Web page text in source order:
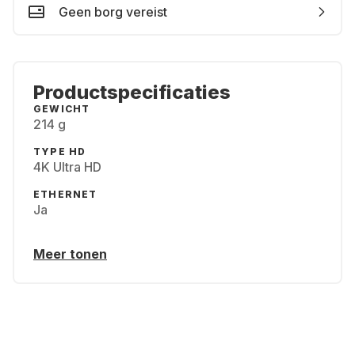
Geen borg vereist
Productspecificaties
GEWICHT
214 g
TYPE HD
4K Ultra HD
ETHERNET
Ja
Meer tonen